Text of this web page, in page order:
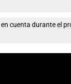
cuenta durante el